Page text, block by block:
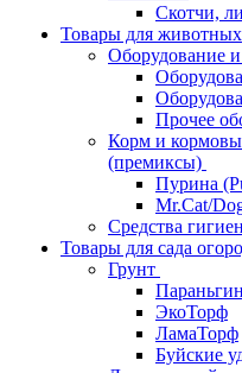
Скотчи,
Товары для животных
Оборудование
Прочее
Корм и
(премиксы)
Пурина
Mr.Cat/
Средства
Товары для сада
Грунт
ЭкоТорф
ЛамаТорф
Буйские